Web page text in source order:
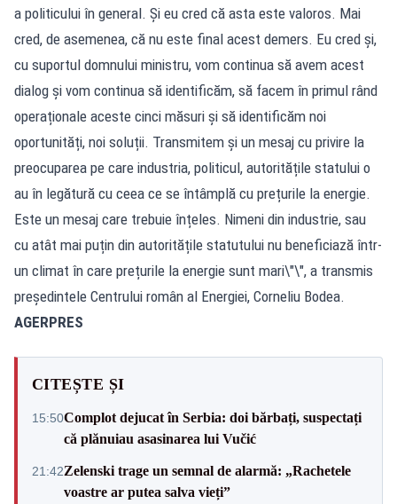
a politicului în general. Și eu cred că asta este valoros. Mai
cred, de asemenea, că nu este final acest demers. Eu cred și,
cu suportul domnului ministru, vom continua să avem acest
dialog și vom continua să identificăm, să facem în primul rând
operaționale aceste cinci măsuri și să identificăm noi
oportunități, noi soluții. Transmitem și un mesaj cu privire la
preocuparea pe care industria, politicul, autoritățile statului o
au în legătură cu ceea ce se întâmplă cu prețurile la energie.
Este un mesaj care trebuie înțeles. Nimeni din industrie, sau
cu atât mai puțin din autoritățile statutului nu beneficiază într-
un climat în care prețurile la energie sunt mari\"\", a transmis
președintele Centrului român al Energiei, Corneliu Bodea.
AGERPRES
CITEȘTE ȘI
15:50Complot dejucat în Serbia: doi bărbați, suspectați
că plănuiau asasinarea lui Vučić
21:42Zelenski trage un semnal de alarmă: „Rachetele
voastre ar putea salva vieți”